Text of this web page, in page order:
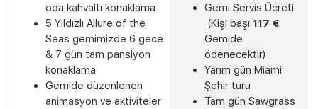
oda kahvaltı konaklama
5 Yıldızlı Allure of the
Seas gemimizde 6 gece
& 7 gün tam pansiyon
konaklama
Gemide düzenlenen
animasyon ve aktiviteler
Gemi Servis Ücreti
(Kişi başı 117 €
Gemide
ödenecektir)
Yarım gün Miami
Şehir turu
Tam gün Sawgrass